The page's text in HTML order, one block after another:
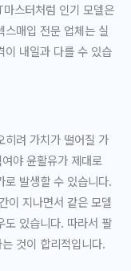
스터처럼 인기 모델은
매입 전문 업체는 실
이 내일과 다를 수 있습
히려 가치가 떨어질 가
야 윤활유가 제대로
로 발생할 수 있습니다.
이 지나면서 같은 모델
도 있습니다. 따라서 팔
것이 합리적입니다.